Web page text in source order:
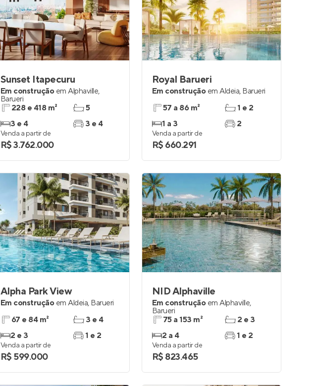
Sunset Itapecuru
Em construção em Alphaville,
Barueri
228 e 418 m²
3 e 4
5
3 e 4
Venda a partir de
R$ 3.762.000
Royal Barueri
Em construção em Aldeia, Barueri
57 a 86 m²
1 a 3
1 e 2
2
Venda a partir de
R$ 660.291
Alpha Park View
Em construção em Aldeia, Barueri
67 e 84 m²
2 e 3
3 e 4
1 e 2
Venda a partir de
R$ 599.000
NID Alphaville
Em construção em Alphaville,
Barueri
75 a 153 m²
2 a 4
2 e 3
1 e 2
Venda a partir de
R$ 823.465